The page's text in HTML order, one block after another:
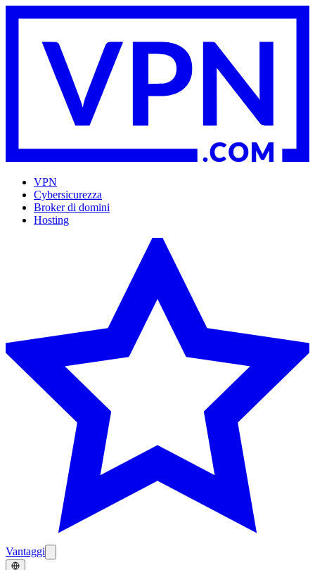
VPN
Cybersicurezza
Broker di domini
Hosting
Vantaggi